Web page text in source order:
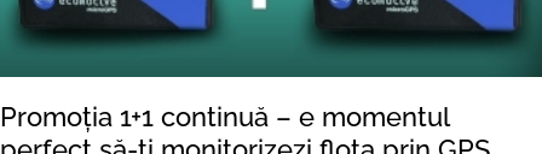
Promoția 1+1 continuă – e momentul